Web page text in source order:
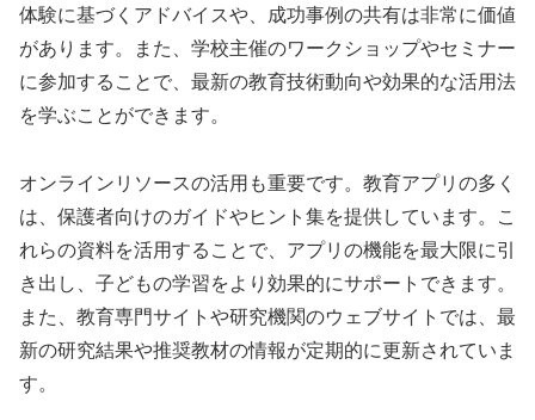
体験に基づくアドバイスや、成功事例の共有は非常に価値
があります。また、学校主催のワークショップやセミナー
に参加することで、最新の教育技術動向や効果的な活用法
を学ぶことができます。
オンラインリソースの活用も重要です。教育アプリの多く
は、保護者向けのガイドやヒント集を提供しています。こ
れらの資料を活用することで、アプリの機能を最大限に引
き出し、子どもの学習をより効果的にサポートできます。
また、教育専門サイトや研究機関のウェブサイトでは、最
新の研究結果や推奨教材の情報が定期的に更新されていま
す。